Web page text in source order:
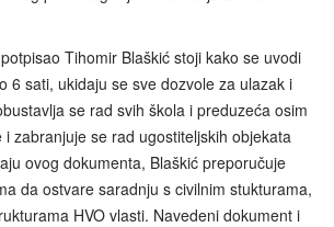
Tihomir Blaškić stoji kako se uvodi
6 sati, ukidaju se sve dozvole za ulazak i
se rad svih škola i preduzeća osim
zabranjuje se rad ugostiteljskih objekata
ovog dokumenta, Blaškić preporučuje
da ostvare saradnju s civilnim stukturama,
HVO vlasti. Navedeni dokument i